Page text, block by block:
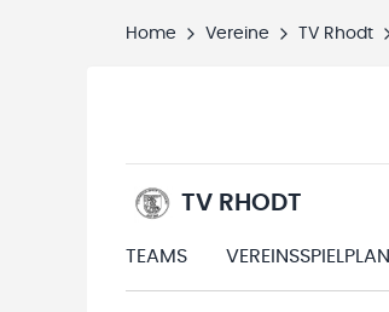
Home Vereine TV Rhodt
TV RHODT
TEAMS VEREINSSPIELPLAN